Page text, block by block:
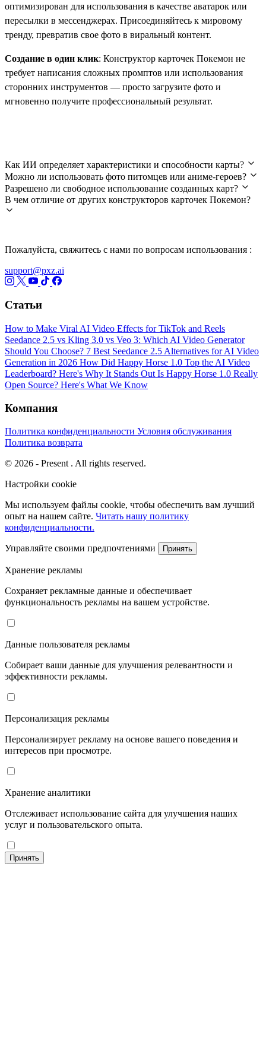
оптимизирован для использования в качестве аватарок или
пересылки в мессенджерах. Присоединяйтесь к мировому
тренду, превратив свое фото в виральный контент.
Создание в один клик: Конструктор карточек Покемон не
требует написания сложных промптов или использования
сторонних инструментов — просто загрузите фото и
мгновенно получите профессиональный результат.
Как ИИ определяет характеристики и способности карты?
Можно ли использовать фото питомцев или аниме-героев?
Разрешено ли свободное использование созданных карт?
В чем отличие от других конструкторов карточек Покемон?
Пожалуйста, свяжитесь с нами по вопросам использования :
support@pxz.ai
Статьи
How to Make Viral AI Video Effects for TikTok and Reels
Seedance 2.5 vs Kling 3.0 vs Veo 3: Which AI Video Generator
Should You Choose? 7 Best Seedance 2.5 Alternatives for AI Video
Generation in 2026 How Did Happy Horse 1.0 Top the AI Video
Leaderboard? Here's Why It Stands Out Is Happy Horse 1.0 Really
Open Source? Here's What We Know
Компания
Политика конфиденциальности Условия обслуживания
Политика возврата
© 2026 - Present . All rights reserved.
Настройки cookie
Мы используем файлы cookie, чтобы обеспечить вам лучший
опыт на нашем сайте. Читать нашу политику
конфиденциальности.
Управляйте своими предпочтениями Принять
Хранение рекламы
Сохраняет рекламные данные и обеспечивает
функциональность рекламы на вашем устройстве.
Данные пользователя рекламы
Собирает ваши данные для улучшения релевантности и
эффективности рекламы.
Персонализация рекламы
Персонализирует рекламу на основе вашего поведения и
интересов при просмотре.
Хранение аналитики
Отслеживает использование сайта для улучшения наших
услуг и пользовательского опыта.
Принять